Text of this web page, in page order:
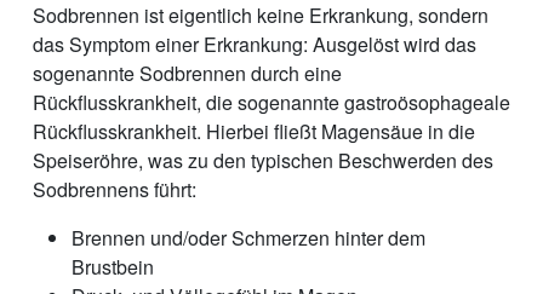
Sodbrennen ist eigentlich keine Erkrankung, sondern
das Symptom einer Erkrankung: Ausgelöst wird das
sogenannte Sodbrennen durch eine
Rückflusskrankheit, die sogenannte gastroösophageale
Rückflusskrankheit. Hierbei fließt Magensäue in die
Speiseröhre, was zu den typischen Beschwerden des
Sodbrennens führt:
Brennen und/oder Schmerzen hinter dem
Brustbein